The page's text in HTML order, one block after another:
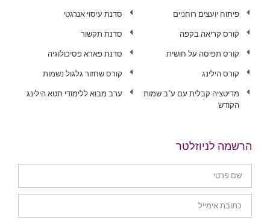
פיתוח יועצים רוחניים
קורס קריאה בקפה
קורס תפיסה על חושית
קורס הילינג
מדיטציה קבלית עם ע"ב שמות
הקודש
סדנת עיסוי אנרגטי
סדנת תקשור
סדנת פארא פסיכולוגיה
קורס שחזור גלגול נשמות
ערב מבוא ללימודי תטא הילינג
הרשמה לניוזלטר